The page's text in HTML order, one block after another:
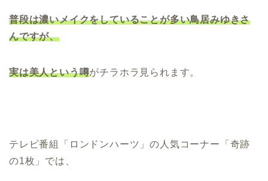
普段は濃いメイクをしていることが多い鳥居みゆきさ
んですが、
実は美人という噂がチラホラ見られます。
テレビ番組「ロンドンハーツ」の人気コーナー「奇跡
の1枚」では、